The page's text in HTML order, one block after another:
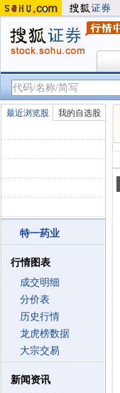
最近浏览股 我的自选股
特一药业
行情图表
成交明细
分价表
历史行情
龙虎榜数据
大宗交易
新闻资讯